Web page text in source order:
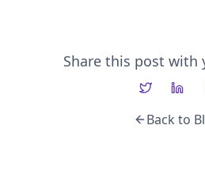
Share this post with
Back to